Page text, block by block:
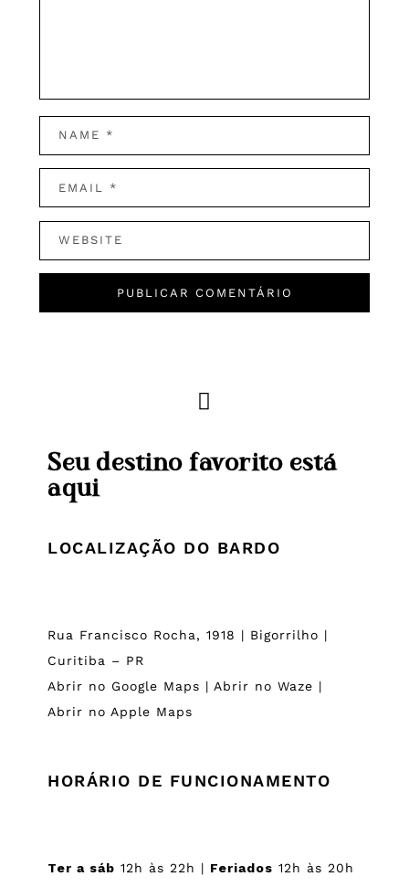
Seu destino favorito está
aqui
LOCALIZAÇÃO DO BARDO
Rua Francisco Rocha, 1918 | Bigorrilho |
Curitiba – PR
Abrir no Google Maps | Abrir no Waze |
Abrir no Apple Maps
HORÁRIO DE FUNCIONAMENTO
Ter a sáb 12h às 22h | Feriados 12h às 20h